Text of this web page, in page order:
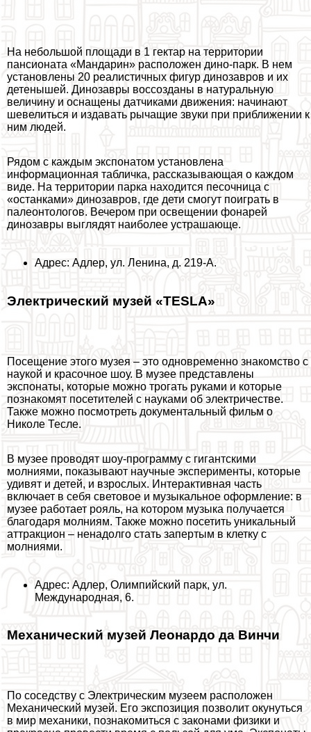
На небольшой площади в 1 гектар на территории
пансионата «Maндарин» расположен дино-парк. В нем
установлены 20 реалистичных фигур динозавров и их
детенышей. Динозавры воссозданы в натуральную
величину и оснащены датчиками движения: начинают
шевелиться и издавать рычащие звуки при приближении к
ним людей.
Рядом с каждым экспонатом установлена
информационная табличка, рассказывающая о каждом
виде. На территории парка находится песочница с
«останками» динозавров, где дети смогут поиграть в
палеонтологов. Вечером при освещении фонарей
динозавры выглядят наиболее устрашающе.
Адрес: Адлер, ул. Ленина, д. 219-А.
Электрический музей «TESLA»
Посещение этого музея – это одновременно знакомство с
наукой и красочное шоу. В музее представлены
экспонаты, которые можно трогать руками и которые
познакомят посетителей с науками об электричестве.
Также можно посмотреть документальный фильм о
Николе Тесле.
В музее проводят шоу-программу с гигантскими
молниями, показывают научные эксперименты, которые
удивят и детей, и взрослых. Интеpaктивная часть
включает в себя световое и музыкальное оформление: в
музее работает рояль, на котором музыка получается
благодаря молниям. Также можно посетить уникальный
аттpaкцион – ненадолго стать запертым в клетку с
молниями.
Адрес: Адлер, Олимпийский парк, ул.
Международная, 6.
Механический музей Леонардо да Винчи
По соседству с Электрическим музеем расположен
Механический музей. Его экспозиция позволит окунуться
в мир механики, познакомиться с законами физики и